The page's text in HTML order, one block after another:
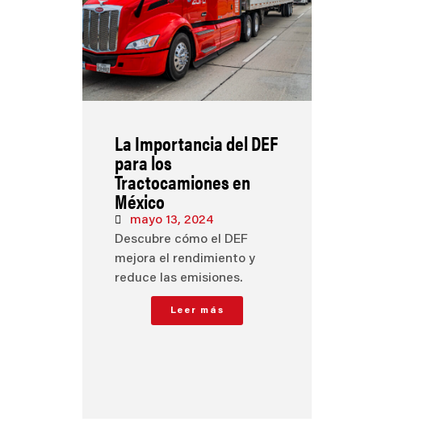
La Importancia del DEF
para los
Tractocamiones en
México
mayo 13, 2024
Descubre cómo el DEF
mejora el rendimiento y
reduce las emisiones.
Leer más